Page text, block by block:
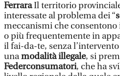
FerraraIl territorio
interessate al problema dei “
meccanismi che
o più frequentemente in
il fai-da-te, senza
unamodalità illegale, si
Federconsumatori, che ha